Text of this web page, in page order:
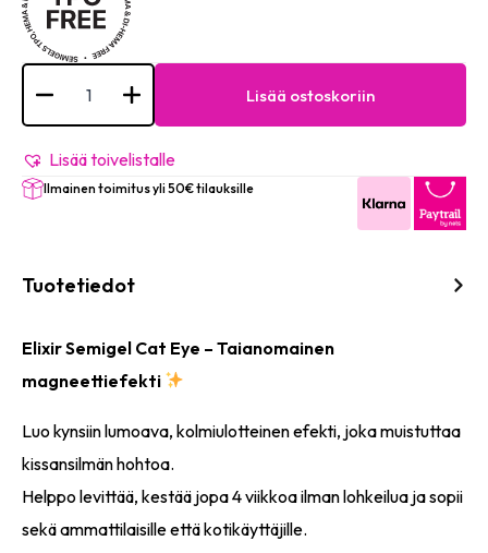
Semigel
Shiny
määrä
Lisää ostoskoriin
Lisää toivelistalle
Ilmainen toimitus yli 50€ tilauksille
Tuotetiedot
Elixir Semigel Cat Eye – Taianomainen
magneettiefekti
Luo kynsiin lumoava, kolmiulotteinen efekti, joka muistuttaa
kissansilmän hohtoa.
Helppo levittää, kestää jopa 4 viikkoa ilman lohkeilua ja sopii
sekä ammattilaisille että kotikäyttäjille.